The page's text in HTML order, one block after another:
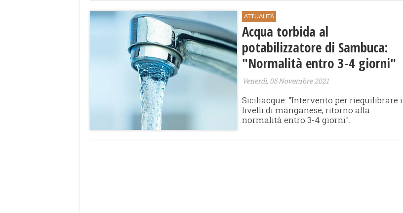
ATTUALITÀ
Acqua torbida al
potabilizzatore di Sambuca:
"Normalità entro 3-4 giorni"
Venerdì, 05 Novembre 2021
Siciliacque: "Intervento per riequilibrare i
livelli di manganese, ritorno alla
normalità entro 3-4 giorni".